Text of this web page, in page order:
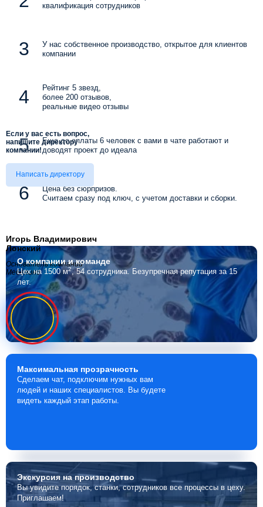
квалификация сотрудников
У нас собственное производство, открытое для клиентов
компании
Рейтинг 5 звезд,
более 200 отзывов,
реальные видео отзывы
Еще до оплаты 6 человек с вами в чате работают и
доводят проект до идеала
Цена без сюрпризов.
Считаем сразу под ключ, с учетом доставки и сборки.
Если у вас есть вопрос,
напишите директору
компании!
Написать директору
Игорь Владимирович
Лонский
Основатель компании
Мебелино
О компаниии команде
Цех на 1500 м2, 54 сотрудника. Безупречная репутация за 15
лет.
Максимальная прозрачность
Сделаем чат, подключим нужных вам
людей и наших специалистов. Вы будете
видеть каждый этап работы.
Экскурсияна производство
Вы увидите порядок, станки, сотрудников все процессы в цеху.
Приглашаем!